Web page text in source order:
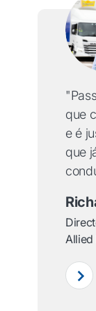
que
e é
que
Allied